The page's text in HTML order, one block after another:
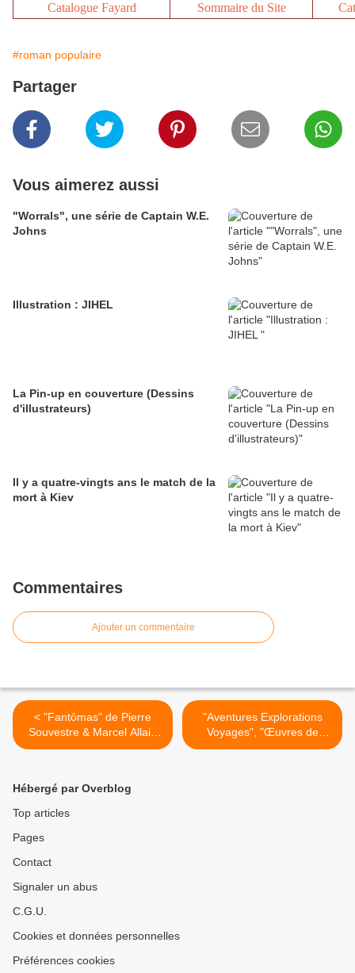
Catalogue Fayard Sommaire du Site
#roman populaire
Partager
Vous aimerez aussi
"Worrals", une série de Captain W.E.
Johns
Illustration : JIHEL
La Pin-up en couverture (Dessins
d'illustrateurs)
Il y a quatre-vingts ans le match de la
mort à Kiev
Commentaires
Ajouter un commentaire
< "Fantômas" de Pierre
Souvestre & Marcel Allain
aux éditions Fayard à 65
"Aventures Explorations
Voyages", "Œuvres de
Gustave AIMARD" aux
Hébergé par Overblog
Top articles
Pages
Contact
Signaler un abus
C.G.U.
Cookies et données personnelles
Préférences cookies